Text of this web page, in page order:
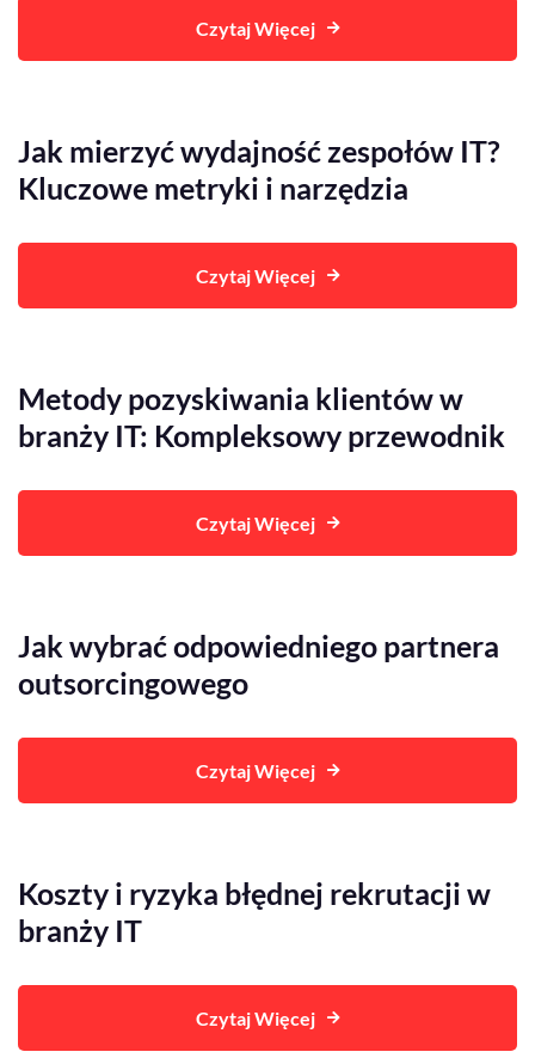
Czytaj Więcej
Jak mierzyć wydajność zespołów IT?
Kluczowe metryki i narzędzia
Czytaj Więcej
Metody pozyskiwania klientów w
branży IT: Kompleksowy przewodnik
Czytaj Więcej
Jak wybrać odpowiedniego partnera
outsorcingowego
Czytaj Więcej
Koszty i ryzyka błędnej rekrutacji w
branży IT
Czytaj Więcej